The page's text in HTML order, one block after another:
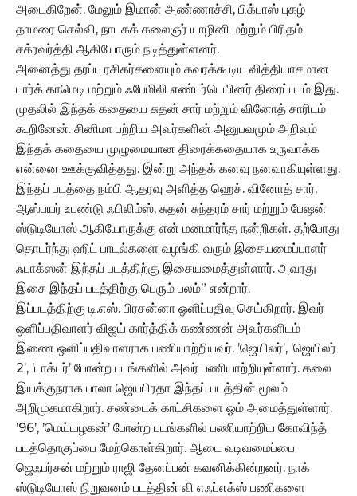
அடைகிறேன். மேலும் இமான் அண்ணாச்சி, பிக்பாஸ் புகழ்
தாமரை செல்வி, நாடகக் கலைஞர் யாழினி மற்றும் பிரிதம்
சக்ரவர்த்தி ஆகியோரும் நடித்துள்ளனர்.
அனைத்து தரப்பு ரசிகர்களையும் கவரக்கூடிய வித்தியாசமான
டார்க் காமெடி மற்றும் ஃபேமிலி எண்டர்டெயினர் திரைப்படம் இது.
முதலில் இந்தக் கதையை சுதன் சார் மற்றும் வினோத் சாரிடம்
கூறினேன். சினிமா பற்றிய அவர்களின் அனுபவமும் அறிவும்
இந்தக் கதையை முழுமையான திரைக்கதையாக உருவாக்க
என்னை ஊக்குவித்தது. இன்று அந்தக் கனவு நனவாகியுள்ளது.
இந்தப் படத்தை நம்பி ஆதரவு அளித்த ஹெச். வினோத் சார்,
ஆஸ்பயர் உபுண்டு ஃபிலிம்ஸ், சுதன் சுந்தரம் சார் மற்றும் பேஷன்
ஸ்டுடியோஸ் ஆகியோருக்கு என் மனமார்ந்த நன்றிகள். தற்போது
தொடர்ந்து ஹிட் பாடல்களை வழங்கி வரும் இசையமைப்பாளர்
ஃபாக்ஸன் இந்தப் படத்திற்கு இசையமைத்துள்ளார். அவரது
இசை இந்தப் படத்திற்கு பெரும் பலம்” என்றார்.
இப்படத்திற்கு டி.எஸ். பிரசன்னா ஒளிப்பதிவு செய்கிறார். இவர்
ஒளிப்பதிவாளர் விஜய் கார்த்திக் கண்ணன் அவர்களிடம்
இணை ஒளிப்பதிவாளராக பணியாற்றியவர். ’ஜெயிலர்’, ’ஜெயிலர்
2’, ’டாக்டர்’ போன்ற படங்களில் அவர் பணியாற்றியுள்ளார். கலை
இயக்குநராக பாலா ஜெயபிரதா இந்தப் படத்தின் மூலம்
அறிமுகமாகிறார். சண்டைக் காட்சிகளை ஓம் அமைத்துள்ளார்.
’96’, ’மெய்யழகன்’ போன்ற படங்களில் பணியாற்றிய கோவிந்த்
படத்தொகுப்பை மேற்கொள்கிறார். ஆடை வடிவமைப்பை
ஜெஃபர்சன் மற்றும் ராஜி தேனப்பன் கவனிக்கின்றனர். நாக்
ஸ்டுடியோஸ் நிறுவனம் படத்தின் வி எஃப்எக்ஸ் பணிகளை